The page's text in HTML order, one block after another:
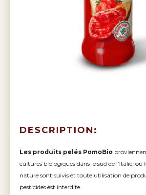
DESCRIPTION:
Les produits pelés PomoBio
cultures biologiques dans le sud de l’Italie, où
nature sont suivis et toute utilisation de
pesticides est interdite.